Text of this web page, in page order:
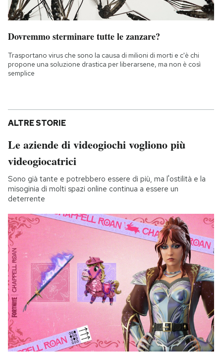
Dovremmo sterminare tutte le zanzare?
Trasportano virus che sono la causa di milioni di morti e c'è chi
propone una soluzione drastica per liberarsene, ma non è così
semplice
ALTRE STORIE
Le aziende di videogiochi vogliono più
videogiocatrici
Sono già tante e potrebbero essere di più, ma l'ostilità e la
misoginia di molti spazi online continua a essere un
deterrente